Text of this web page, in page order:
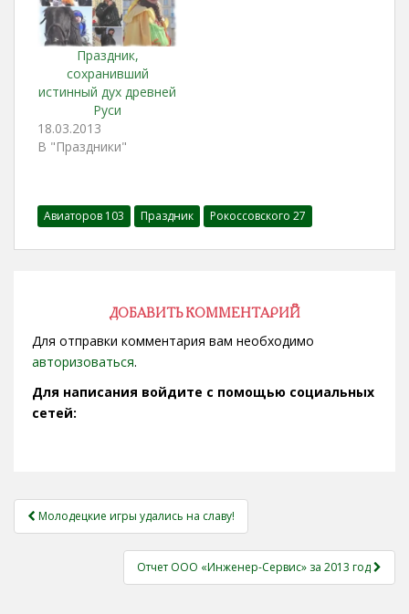
Праздник,
сохранивший
истинный дух древней
Руси
18.03.2013
В "Праздники"
Авиаторов 103 Праздник Рокоссовского 27
ДОБАВИТЬ КОММЕНТАРИЙ
Для отправки комментария вам необходимо
авторизоваться.
Для написания войдите с помощью социальных
сетей:
НАВИГАЦИЯ
ЗАПИСЕЙ
Молодецкие игры удались на славу!
Отчет ООО «Инженер-Сервис» за 2013 год